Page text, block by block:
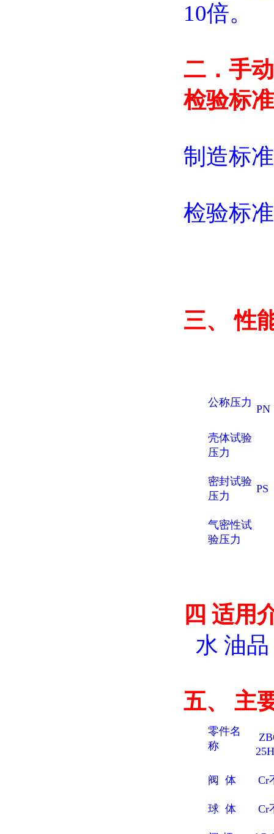
10倍。
二． 手
检验标
制造标
检验标
三、 性
公称压力
PN
壳体试验
压力
PS
密封试验
压力
气密性试
验压力
四 适用
水 油
五、 主
零件名
称
阀 体 Cr
球 体 Cr